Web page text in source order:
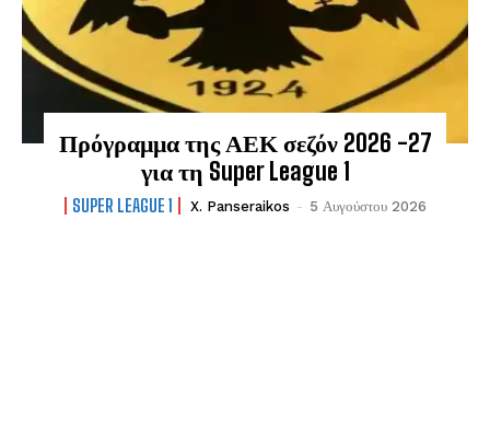
Πρόγραμμα της ΑΕΚ σεζόν 2026 -27
για τη Super League 1
SUPER LEAGUE 1 X. Panseraikos - 5 Αυγούστου 2026